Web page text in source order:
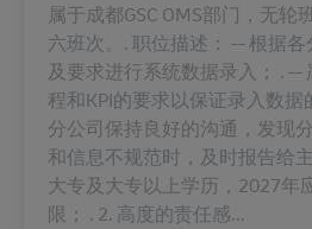
属于成都GSC OMS部门，无轮
六班次。. 职位描述： -- 根据
及要求进行系统数据录入； . --
程和KPI的要求以保证录入数据
分公司保持良好的沟通，发现
和信息不规范时，及时报告给
大专及大专以上学历，2027年
限； . 2. 高度的责任感...